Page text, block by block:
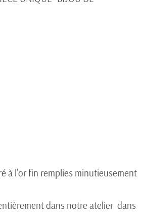
à l'or fin remplies minutieusement
dans notre atelier dans